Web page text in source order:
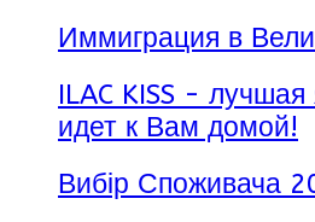
Иммиграция в
ILAC KISS -
идет к Вам домой!
Вибір Споживача